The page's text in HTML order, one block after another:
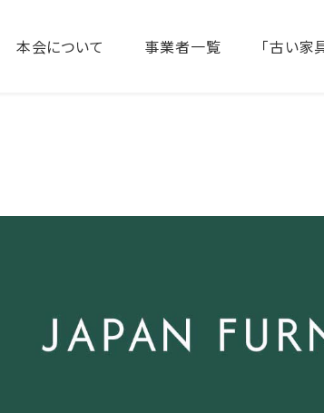
本会について 事業者一覧 「古い家